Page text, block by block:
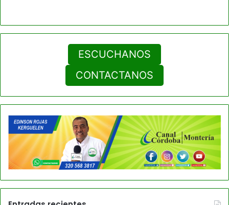
ESCUCHANOS
CONTACTANOS